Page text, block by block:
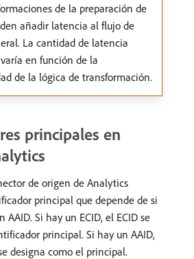
de la preparación de
añadir latencia al flujo de
La cantidad de latencia
en función de la
de la lógica de transformación.
principales en
de origen de Analytics
principal que depende de si
AAID. Si hay un ECID, el ECID se
principal. Si hay un AAID,
designa como el principal.